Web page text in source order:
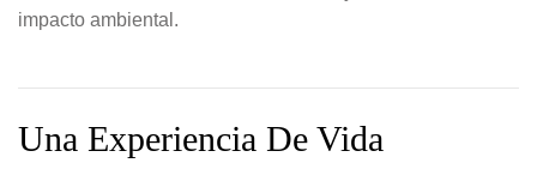
impacto ambiental.
Una Experiencia De Vida